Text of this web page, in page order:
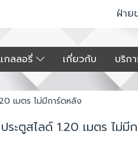
ฝ่าย
กลลอรี่ เกี่ยวกับ บริก
เมตร ไม่มีการ์ดหลัง
ระตูสไลด์ 1.20 เมตร ไม่มี